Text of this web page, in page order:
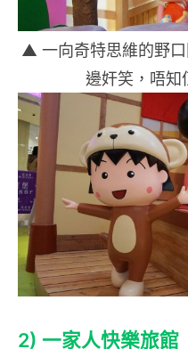
▲ 一向奇特思維的野
邊奸笑，唔知
2) 一家人快樂旅館